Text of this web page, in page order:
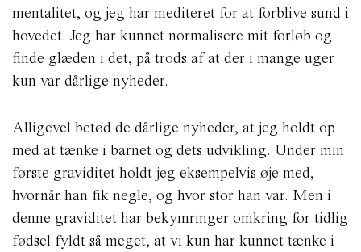
mentalitet, og jeg har mediteret for at forblive sund i
hovedet. Jeg har kunnet normalisere mit forløb og
finde glæden i det, på trods af at der i mange uger
kun var dårlige nyheder.
Alligevel betød de dårlige nyheder, at jeg holdt op
med at tænke i barnet og dets udvikling. Under min
første graviditet holdt jeg eksempelvis øje med,
hvornår han fik negle, og hvor stor han var. Men i
denne graviditet har bekymringer omkring for tidlig
fødsel fyldt så meget, at vi kun har kunnet tænke i